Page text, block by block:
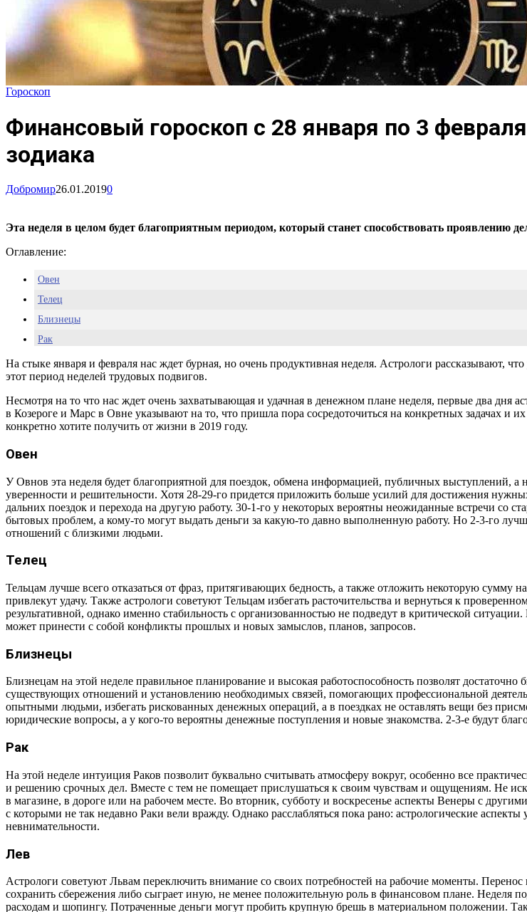
Гороскоп
Финансовый гороскоп с 28 января по 3
зодиака
Добромир26.01.20190
Эта неделя в целом будет благоприятным периодом, который станет способствовать проявлению
Оглавление:
Овен
Телец
Близнецы
Рак
Лев
Дева
Весы
Скорпион
Водолей
Рыбы
На стыке января и февраля нас ждет бурная, но очень продуктивная неделя. Астрологи рассказывают,
этот период неделей трудовых подвигов.
Несмотря на то что нас ждет очень захватывающая и удачная в денежном плане неделя, первые два дня
в Козероге и Марс в Овне указывают на то, что пришла пора сосредоточиться на конкретных задачах и
конкретно хотите получить от жизни в 2019 году.
Овен
У Овнов эта неделя будет благоприятной для поездок, обмена информацией, публичных выступлений,
уверенности и решительности. Хотя 28-29-го придется приложить больше усилий для достижения
дальних поездок и перехода на другую работу. 30-1-го у некоторых вероятны неожиданные встречи со
бытовых проблем, а кому-то могут выдать деньги за какую-то давно выполненную работу. Но 2-3-го
отношений с близкими людьми.
Телец
Тельцам лучше всего отказаться от фраз, притягивающих бедность, а также отложить некоторую сумму
привлекут удачу. Также астрологи советуют Тельцам избегать расточительства и вернуться к
результативной, однако именно стабильность с организованностью не подведут в критической
может принести с собой конфликты прошлых и новых замыслов, планов, запросов.
Близнецы
Близнецам на этой неделе правильное планирование и высокая работоспособность позволят
существующих отношений и установлению необходимых связей, помогающих профессиональной
опытными людьми, избегать рискованных денежных операций, а в поездках не оставлять вещи без
юридические вопросы, а у кого-то вероятны денежные поступления и новые знакомства. 2-3-е будут
Рак
На этой неделе интуиция Раков позволит буквально считывать атмосферу вокруг, особенно все
и решению срочных дел. Вместе с тем не помещает прислушаться к своим чувствам и ощущениям. Не
в магазине, в дороге или на рабочем месте. Во вторник, субботу и воскресенье аспекты Венеры с
с которыми не так недавно Раки вели вражду. Однако расслабляться пока рано: астрологические
невнимательности.
Лев
Астрологи советуют Львам переключить внимание со своих потребностей на рабочие моменты.
сохранить сбережения либо сыграет иную, не менее положительную роль в финансовом плане. Неделя
расходам и шопингу. Потраченные деньги могут пробить крупную брешь в материальном положении.